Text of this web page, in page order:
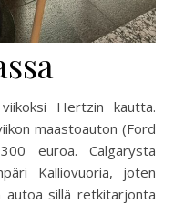
Hertzin kautta.
maastoauton (Ford
euroa. Calgarysta
Kalliovuoria, joten
autoa sillä retkitarjonta